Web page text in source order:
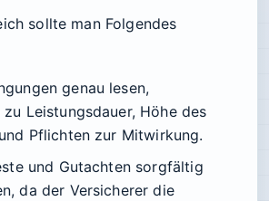
sollte man Folgendes
genau lesen,
Leistungsdauer, Höhe des
Pflichten zur Mitwirkung.
und Gutachten sorgfältig
da der Versicherer die